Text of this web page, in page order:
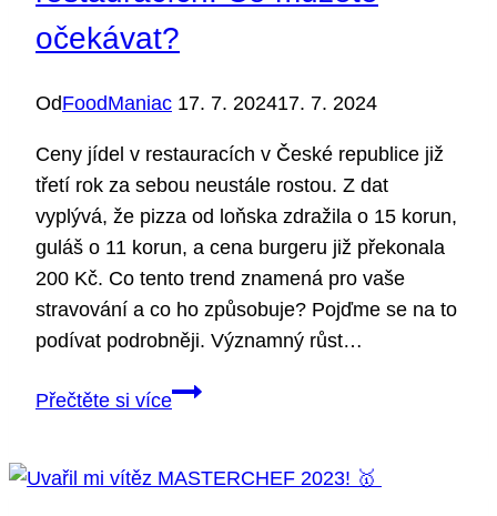
očekávat?
OdFoodManiac 17. 7. 202417. 7. 2024
Ceny jídel v restauracích v České republice již
třetí rok za sebou neustále rostou. Z dat
vyplývá, že pizza od loňska zdražila o 15 korun,
guláš o 11 korun, a cena burgeru již překonala
200 Kč. Co tento trend znamená pro vaše
stravování a co ho způsobuje? Pojďme se na to
podívat podrobněji. Významný růst…
Přečtěte si víceRostoucí
v